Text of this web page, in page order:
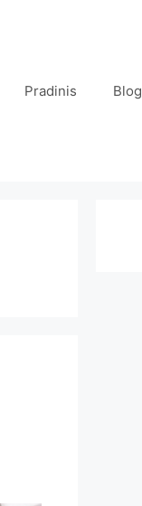
Pradinis Blog